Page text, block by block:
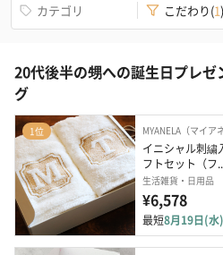
カテゴリ こだわり(1)
20代後半の甥への誕生日プレ
グ
1位 MYANELA（マイア
イニシャル刺繍
フトセット（フ
生活雑貨・日用品
¥6,578
最短8月19日(水)